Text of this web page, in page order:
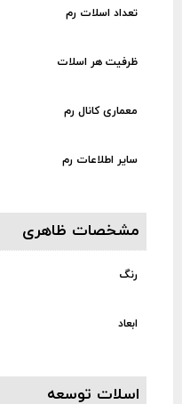
تعداد اسلات رم
ظرفیت هر اسلات
معماری کانال رم
سایر اطلاعات رم
مشخصات ظاهری
رنگ
ابعاد
اسلات توسعه